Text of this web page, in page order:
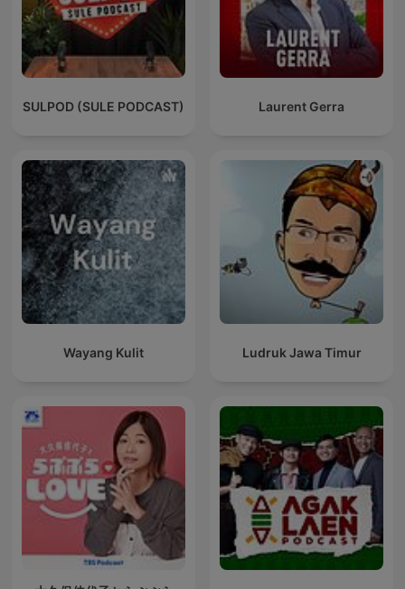
SULPOD (SULE PODCAST) Laurent Gerra
Wayang Kulit Ludruk Jawa Timur